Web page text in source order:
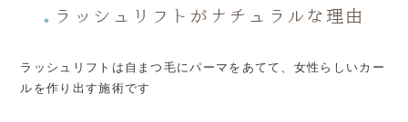
◆ ラッシュリフトがナチュラルな理由
ラッシュリフトは自まつ毛にパーマをあてて、女性らしいカー
ルを作り出す施術です